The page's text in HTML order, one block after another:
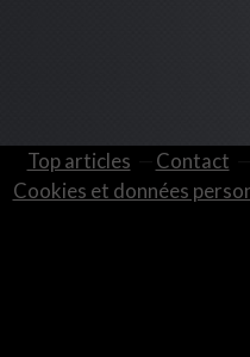
Top articles Contact
Cookies et données